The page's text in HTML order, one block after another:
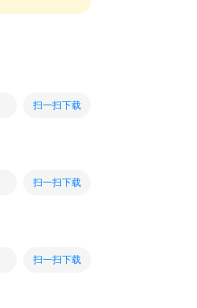
扫一扫下载
扫一扫下载
扫一扫下载